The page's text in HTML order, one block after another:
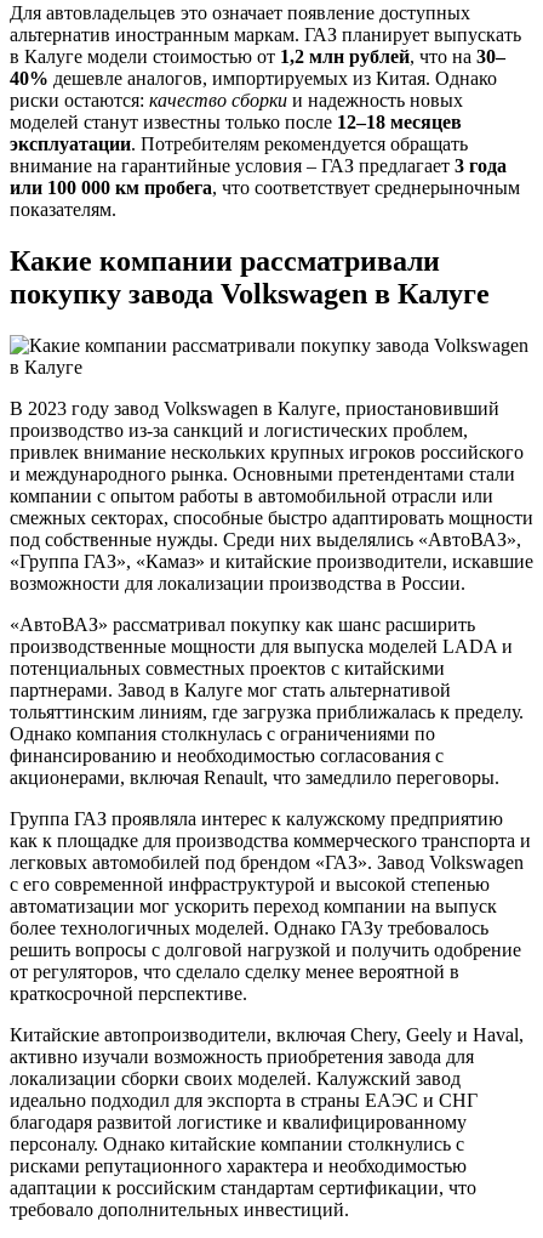
Для автовладельцев это означает появление доступных
альтернатив иностранным маркам. ГАЗ планирует выпускать
в Калуге модели стоимостью от 1,2 млн рублей, что на 30–
40% дешевле аналогов, импортируемых из Китая. Однако
риски остаются: качество сборки и надежность новых
моделей станут известны только после 12–18 месяцев
эксплуатации. Потребителям рекомендуется обращать
внимание на гарантийные условия – ГАЗ предлагает 3 года
или 100 000 км пробега, что соответствует среднерыночным
показателям.
Какие компании рассматривали
покупку завода Volkswagen в Калуге
В 2023 году завод Volkswagen в Калуге, приостановивший
производство из-за санкций и логистических проблем,
привлек внимание нескольких крупных игроков российского
и международного рынка. Основными претендентами стали
компании с опытом работы в автомобильной отрасли или
смежных секторах, способные быстро адаптировать мощности
под собственные нужды. Среди них выделялись «АвтоВАЗ»,
«Группа ГАЗ», «Камаз» и китайские производители, искавшие
возможности для локализации производства в России.
«АвтоВАЗ» рассматривал покупку как шанс расширить
производственные мощности для выпуска моделей LADA и
потенциальных совместных проектов с китайскими
партнерами. Завод в Калуге мог стать альтернативой
тольяттинским линиям, где загрузка приближалась к пределу.
Однако компания столкнулась с ограничениями по
финансированию и необходимостью согласования с
акционерами, включая Renault, что замедлило переговоры.
Группа ГАЗ проявляла интерес к калужскому предприятию
как к площадке для производства коммерческого транспорта и
легковых автомобилей под брендом «ГАЗ». Завод Volkswagen
с его современной инфраструктурой и высокой степенью
автоматизации мог ускорить переход компании на выпуск
более технологичных моделей. Однако ГАЗу требовалось
решить вопросы с долговой нагрузкой и получить одобрение
от регуляторов, что сделало сделку менее вероятной в
краткосрочной перспективе.
Китайские автопроизводители, включая Chery, Geely и Haval,
активно изучали возможность приобретения завода для
локализации сборки своих моделей. Калужский завод
идеально подходил для экспорта в страны ЕАЭС и СНГ
благодаря развитой логистике и квалифицированному
персоналу. Однако китайские компании столкнулись с
рисками репутационного характера и необходимостью
адаптации к российским стандартам сертификации, что
требовало дополнительных инвестиций.